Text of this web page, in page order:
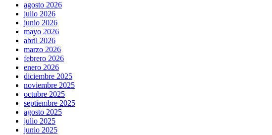
agosto 2026
julio 2026
junio 2026
mayo 2026
abril 2026
marzo 2026
febrero 2026
enero 2026
diciembre 2025
noviembre 2025
octubre 2025
septiembre 2025
agosto 2025
julio 2025
junio 2025